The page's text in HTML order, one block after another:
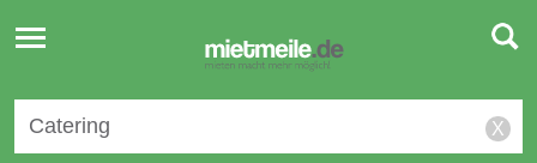
Toggle
navigation
X